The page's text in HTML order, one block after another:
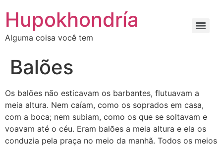
para
conteúdo
Hupokhondría
Alguma coisa você tem
Balões
Os balões não esticavam os barbantes, flutuavam a
meia altura. Nem caíam, como os soprados em casa,
com a boca; nem subiam, como os que se soltavam e
voavam até o céu. Eram balões a meia altura e ela os
conduzia pela praça no meio da manhã. Todos os meios